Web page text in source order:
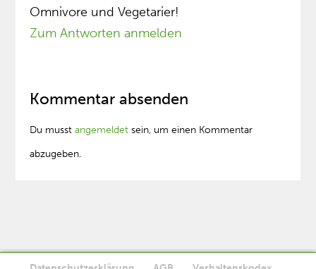
Omnivore und Vegetarier!
Zum Antworten anmelden
Kommentar absenden
Du musstangemeldet sein, um einen Kommentar
abzugeben.